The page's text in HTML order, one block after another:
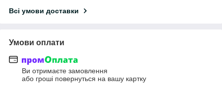
Всі умови доставки
Умови оплати
Ви отримаєте замовлення
або гроші повернуться на вашу картку